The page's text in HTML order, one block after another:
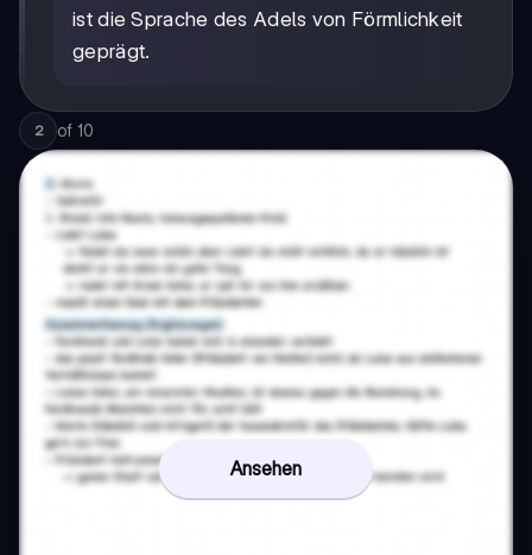
ist die Sprache des Adels von Förmlichkeit
geprägt.
2 of 10
Ansehen